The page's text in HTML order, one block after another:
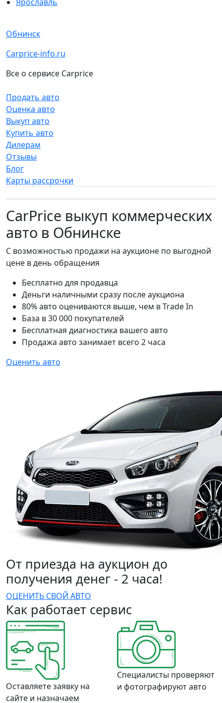
Обнинск
Carprice-info.ru
Все о сервисе Carprice
Продать авто
Оценка авто
Выкуп авто
Купить авто
Дилерам
Отзывы
Блог
Карты рассрочки
CarPrice выкуп коммерческих
авто в Обнинске
С возможностью продажи на аукционе по выгодной
цене в день обращения
Бесплатно для продавца
Деньги наличными сразу после аукциона
80% авто оцениваются выше, чем в Trade In
База в 30 000 покупателей
Бесплатная диагностика вашего авто
Продажа авто занимает всего 2 часа
Оценить авто
От приезда на аукцион до
получения денег - 2 часа!
ОЦЕНИТЬ СВОЙ АВТО
Как работает сервис
Оставляете заявку на
сайте и назначаем
Специалисты проверяют
и фотографируют авто